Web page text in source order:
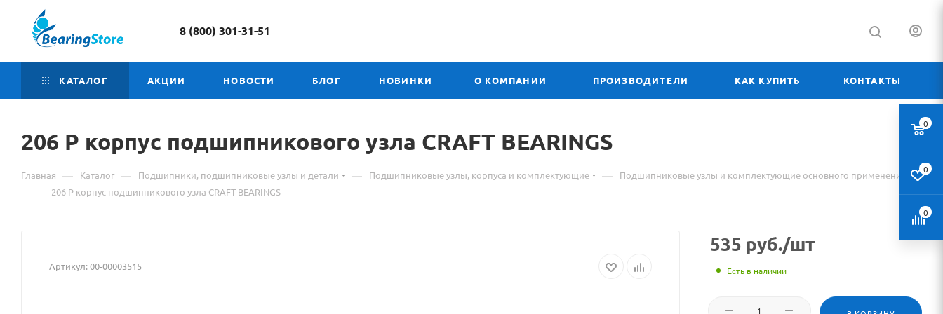
8 (800) 301-31-51
КАТАЛОГ АКЦИИ НОВОСТИ БЛОГ НОВИНКИ О КОМПАНИИ ПРОИЗВОДИТЕЛИ КАК КУПИТЬ КОНТАКТЫ
206 P корпус подшипникового узла CRAFT Материал
о
BEARINGS
Главная — Каталог — Подшипники, подшипниковые узлы и детали — Подшипниковые узлы, корпуса и комплектующие — Подшипниковые узлы и комплектующие основного применения
— 206 P корпус подшипникового узла CRAFT BEARINGS
Артикул:00-00003515
535 руб./шт
Есть в наличии
0
0
0